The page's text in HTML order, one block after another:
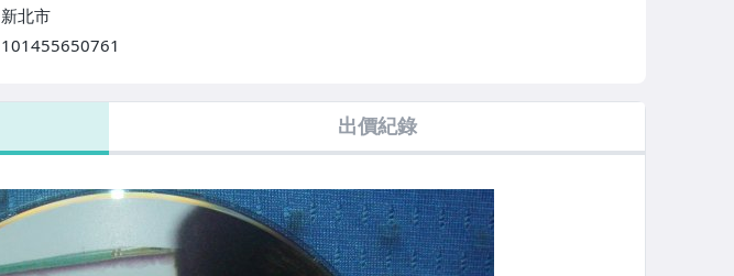
新北市
101455650761
出價紀錄